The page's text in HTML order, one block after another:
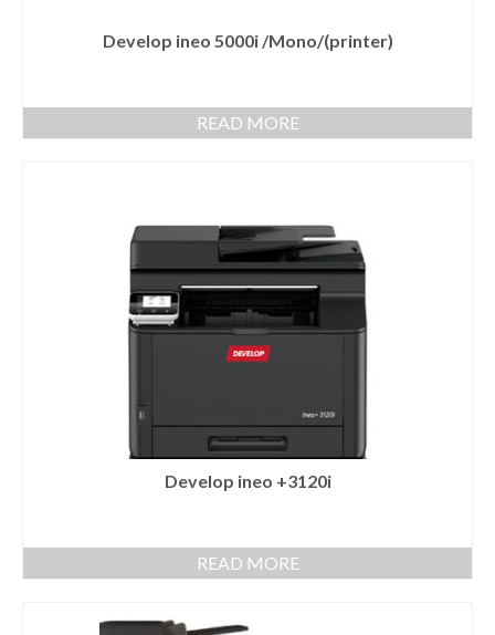
Develop ineo 5000i /Mono/(printer)
READ MORE
Develop ineo +3120i
READ MORE